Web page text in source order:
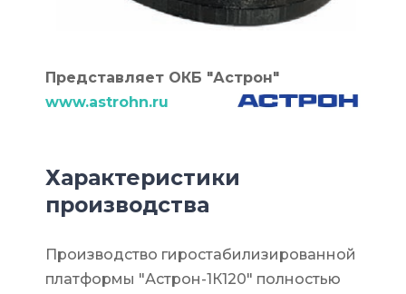
Представляет ОКБ "Астрон"
www.astrohn.ru
Характеристики
производства
Производство гиростабилизированной
платформы "Астрон-1К120" полностью